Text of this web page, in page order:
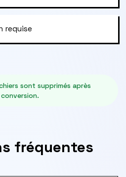
requise
sont supprimés après
conversion.
fréquentes